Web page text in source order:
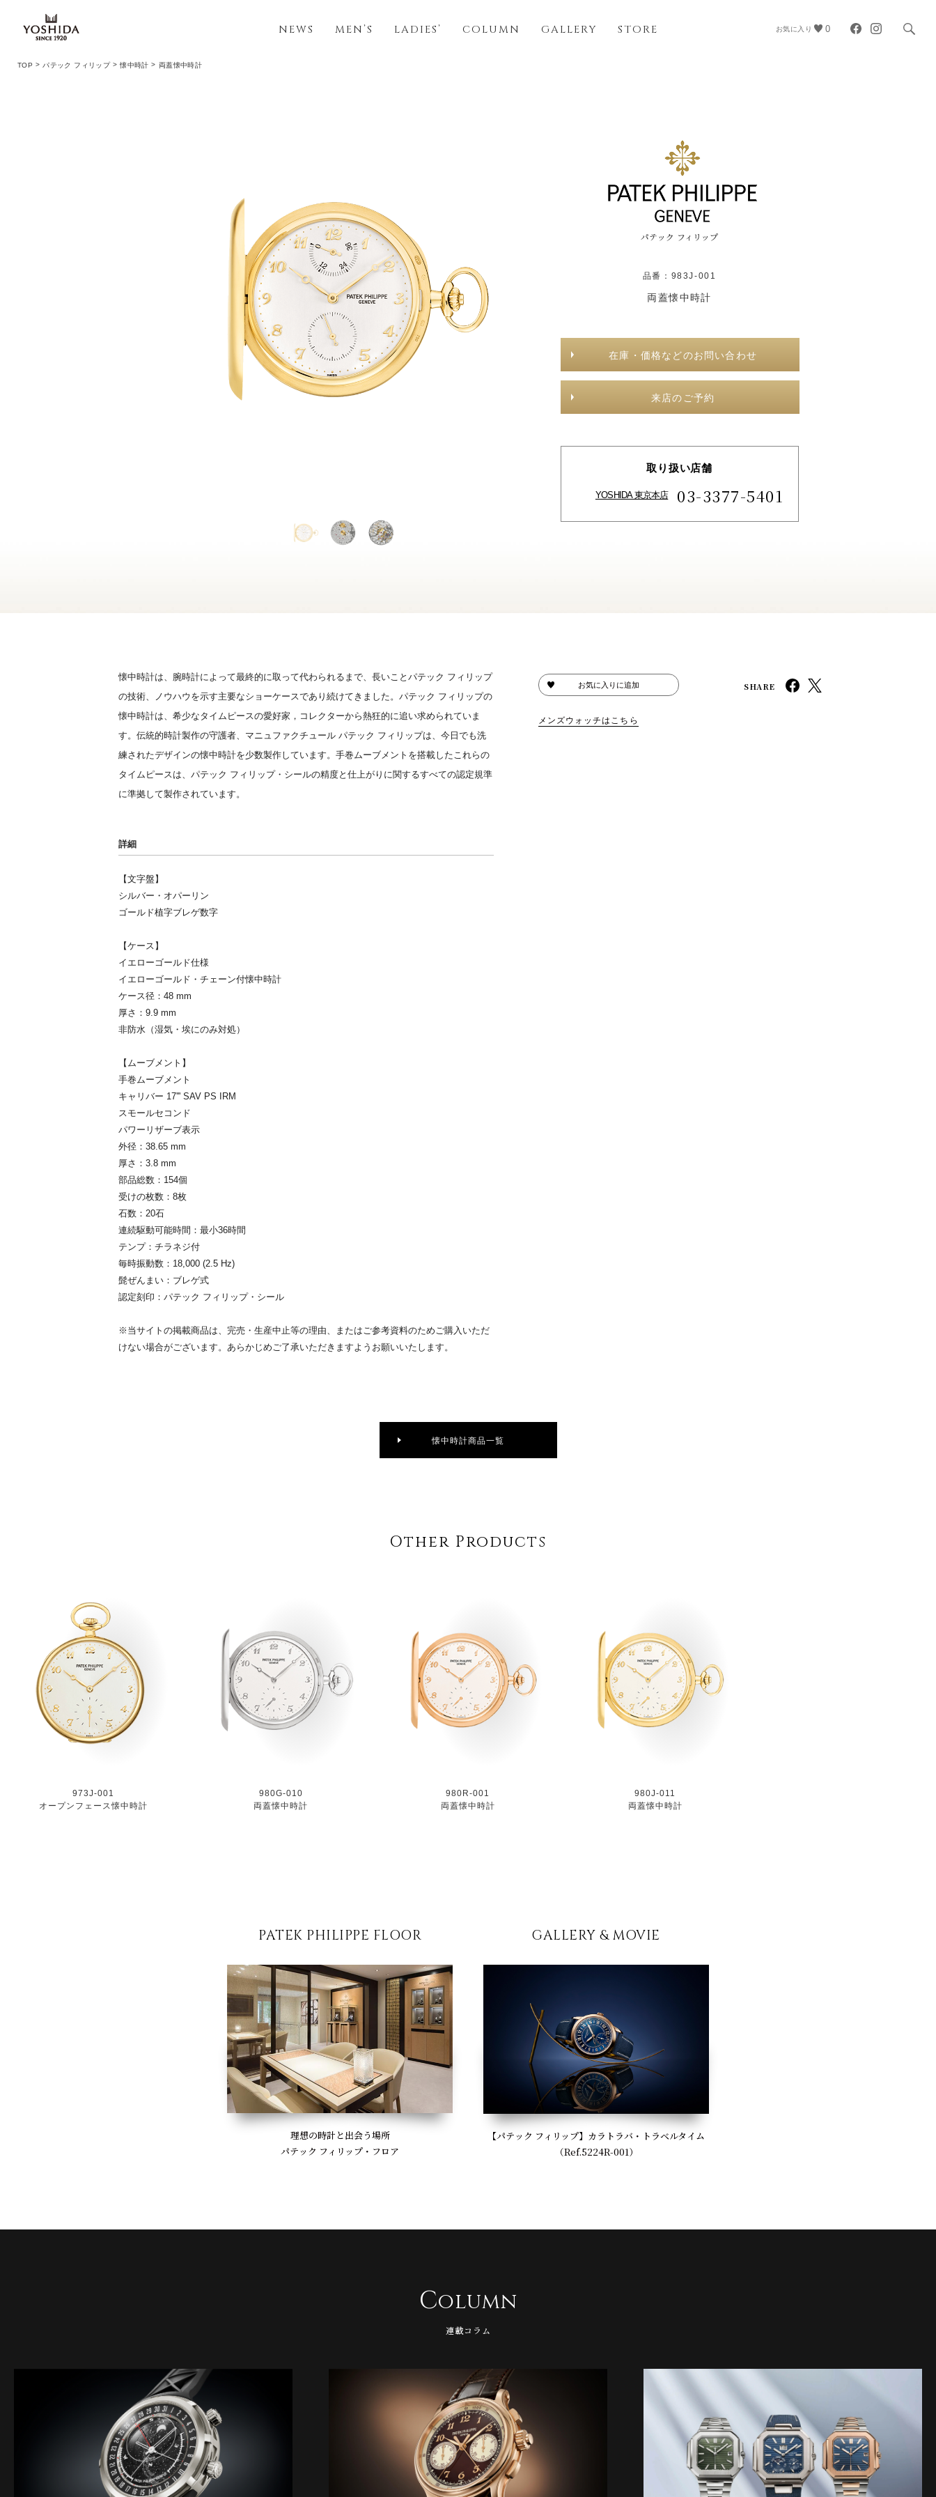
NEWS MEN’S LADIES’ COLUMN GALLERY STORE お気に入り 0
パテック フィリップ
品番：983J-001
両蓋懐中時計
在庫・価格などのお問い合わせ
来店のご予約
取り扱い店舗
YOSHIDA 東京本店 03-3377-5401
TOP パテック フィリップ 懐中時計 両蓋懐中時計
懐中時計は、腕時計によって最終的に取って代わられるまで、長いことパテック フィリップ
の技術、ノウハウを示す主要なショーケースであり続けてきました。パテック フィリップの
懐中時計は、希少なタイムピースの愛好家，コレクターから熱狂的に追い求められていま
す。伝統的時計製作の守護者、マニュファクチュール パテック フィリップは、今日でも洗
練されたデザインの懐中時計を少数製作しています。手巻ムーブメントを搭載したこれらの
タイムピースは、パテック フィリップ・シールの精度と仕上がりに関するすべての認定規準
に準拠して製作されています。
詳細
【文字盤】
シルバー・オパーリン
ゴールド植字ブレゲ数字
【ケース】
イエローゴールド仕様
イエローゴールド・チェーン付懐中時計
ケース径：48 mm
厚さ：9.9 mm
非防水（湿気・埃にのみ対処）
【ムーブメント】
手巻ムーブメント
キャリバー 17''' SAV PS IRM
スモールセコンド
パワーリザーブ表示
外径：38.65 mm
厚さ：3.8 mm
部品総数：154個
受けの枚数：8枚
石数：20石
連続駆動可能時間：最小36時間
テンプ：チラネジ付
毎時振動数：18,000 (2.5 Hz)
髭ぜんまい：ブレゲ式
認定刻印：パテック フィリップ・シール
※当サイトの掲載商品は、完売・生産中止等の理由、またはご参考資料のためご購入いただ
けない場合がございます。あらかじめご了承いただきますようお願いいたします。
お気に入りに追加 SHARE
メンズウォッチはこちら
懐中時計商品一覧
Other Products
973J-001
オープンフェース懐中時計
980G-010
両蓋懐中時計
980R-001
両蓋懐中時計
980J-011
両蓋懐中時計
PATEK PHILIPPE FLOOR
理想の時計と出会う場所
パテック フィリップ・フロア
GALLERY & MOVIE
【パテック フィリップ】カラトラバ・トラベルタイム
（Ref.5224R-001）
Column
連載コラム